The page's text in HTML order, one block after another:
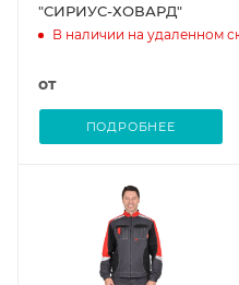
"СИРИУС-ХОВАРД"
В наличии на удаленном
от
ПОДРОБНЕЕ